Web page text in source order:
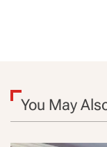
You May